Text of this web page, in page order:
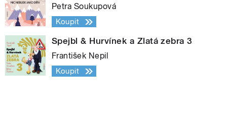
Petra Soukupová
Koupit
Spejbl & Hurvínek a Zlatá zebra 3
František Nepil
Koupit